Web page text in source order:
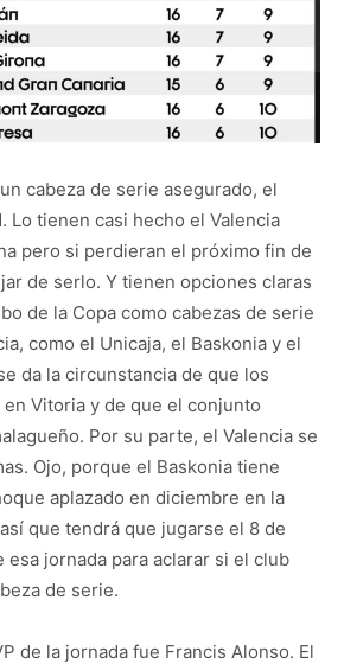
cabeza de serie asegurado, el
Lo tienen casi hecho el Valencia
pero si perdieran el próximo fin de
de serlo. Y tienen opciones claras
de la Copa como cabezas de serie
como el Unicaja, el Baskonia y el
da la circunstancia de que los
Vitoria y de que el conjunto
Por su parte, el Valencia se
Ojo, porque el Baskonia tiene
aplazado en diciembre en la
que tendrá que jugarse el 8 de
jornada para aclarar si el club
de serie.
de la jornada fue Francis Alonso. El